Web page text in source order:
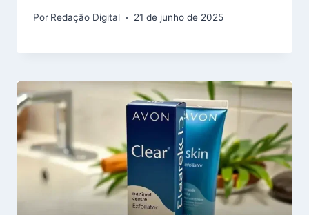
Por Redação Digital 21 de junho de 2025